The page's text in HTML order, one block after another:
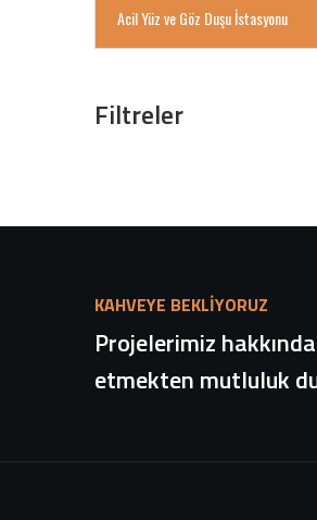
Acil Yüz ve Göz Duşu İstasyonu
Filtreler
KAHVEYE BEKLİYORUZ
Projelerimiz
etmekten mutluluk